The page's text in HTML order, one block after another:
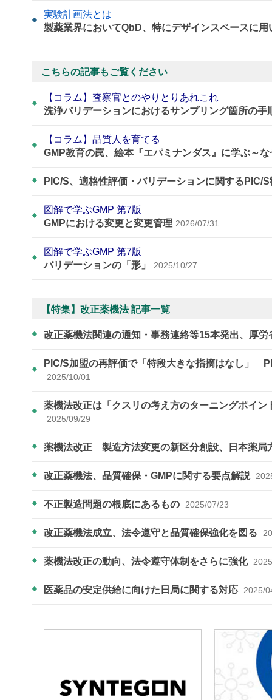
実験計画法とは
製薬業界においてQbD、特にデザインスペースに
こちらの記事もご覧ください
【コラム】査察官とのやりとりあれこれ
洗浄バリデーションにおけるサンプリング箇所の手
【コラム】品質人を育てる
GMP教育の罠、絵本『エパミナンダス』に学ぶ～
PIC/S、適格性評価・バリデーションに関するPIC/
図解で学ぶGMP 第7版
GMPにおける変更と変更管理 2026/07/31
図解で学ぶGMP 第7版
バリデーションの「形」
2025/10/27
【特集】改正薬機法 記事一覧
改正薬機法関連の通知・事務連絡等15本発出、厚
PIC/S加盟の再評価で「特段大きな指摘はなし」
2025/10/01
薬機法改正は「クスリの考え方のターニングポイ
2025/09/29
薬機法改正 製造方法変更の新区分創設、日本薬局
改正薬機法、品質確保・GMPに関する要点解説
不正製造問題の根底にあるもの 2025/07/23
改正薬機法成立、法令遵守と品質確保強化を図る
薬機法改正の動向、法令遵守体制をさらに強化
医薬品の安定供給に向けた日局に関する対応 2025/